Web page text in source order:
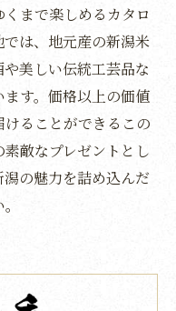
まで楽しめるカタロ
は、地元産の新潟米
美しい伝統工芸品な
す。価格以上の価値
ることができるこの
敵なプレゼントとし
の魅力を詰め込んだ